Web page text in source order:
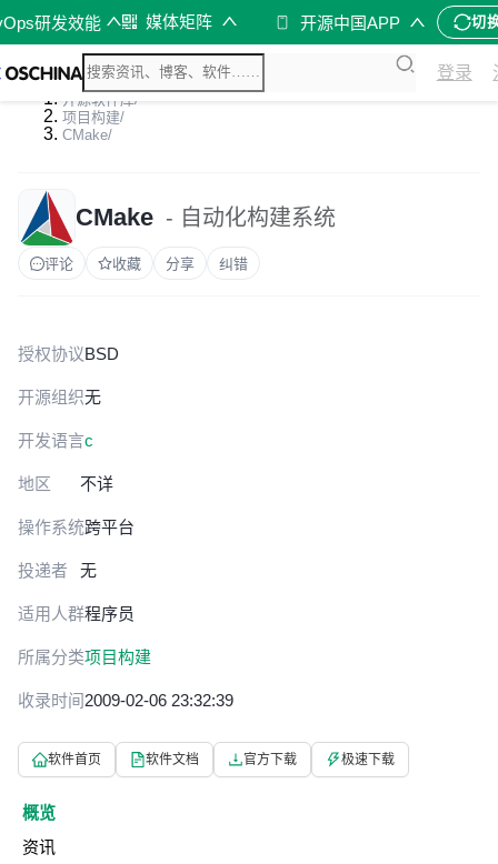
研发效能 媒体矩阵 开源中国APP 切
登录
开源软件库/
项目构建/
CMake/
CMake - 自动化构建系统
评论 收藏 分享 纠错
授权协议BSD
开源组织无
开发语言c
地区 不详
操作系统跨平台
投递者 无
适用人群程序员
所属分类项目构建
收录时间2009-02-06 23:32:39
软件首页 软件文档 官方下载 极速下载
概览
资讯